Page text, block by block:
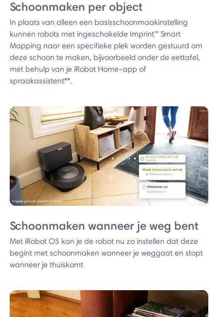
Schoonmaken per object
In plaats van alleen een basisschoonmaakinstelling
kunnen robots met ingeschakelde Imprint™ Smart
Mapping naar een specifieke plek worden gestuurd om
deze schoon te maken, bijvoorbeeld onder de eettafel,
met behulp van je iRobot Home-app of
spraakassistent**.
Schoonmaken wanneer je weg bent
Met iRobot OS kan je de robot nu zo instellen dat deze
begint met schoonmaken wanneer je weggaat en stopt
wanneer je thuiskomt